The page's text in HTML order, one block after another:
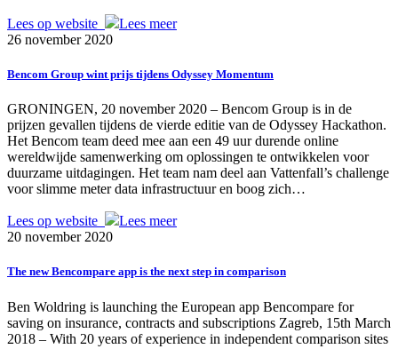
Lees op website
Lees meer
26 november 2020
Bencom Group wint prijs tijdens Odyssey Momentum
GRONINGEN, 20 november 2020 – Bencom Group is in de
prijzen gevallen tijdens de vierde editie van de Odyssey Hackathon.
Het Bencom team deed mee aan een 49 uur durende online
wereldwijde samenwerking om oplossingen te ontwikkelen voor
duurzame uitdagingen. Het team nam deel aan Vattenfall’s challenge
voor slimme meter data infrastructuur en boog zich…
Lees op website
Lees meer
20 november 2020
The new Bencompare app is the next step in comparison
Ben Woldring is launching the European app Bencompare for
saving on insurance, contracts and subscriptions Zagreb, 15th March
2018 – With 20 years of experience in independent comparison sites